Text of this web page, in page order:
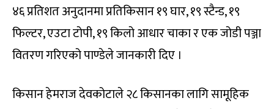
४६ प्रतिशत अनुदानमा प्रतिकिसान १९ घार, १९ स्टैन्ड, १९
फिल्टर, एउटा टोपी, १९ किलो आधार चाका र एक जोडी पञ्जा
वितरण गरिएको पाण्डेले जानकारी दिए ।
किसान हेमराज देवकोटाले २८ किसानका लागि सामूहिक